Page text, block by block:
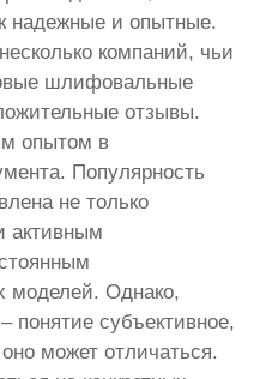
надежные и опытные.
компаний, чьи
шлифовальные
отзывы.
опытом в
Популярность
не только
активным
моделей. Однако,
понятие субъективное,
может отличаться.